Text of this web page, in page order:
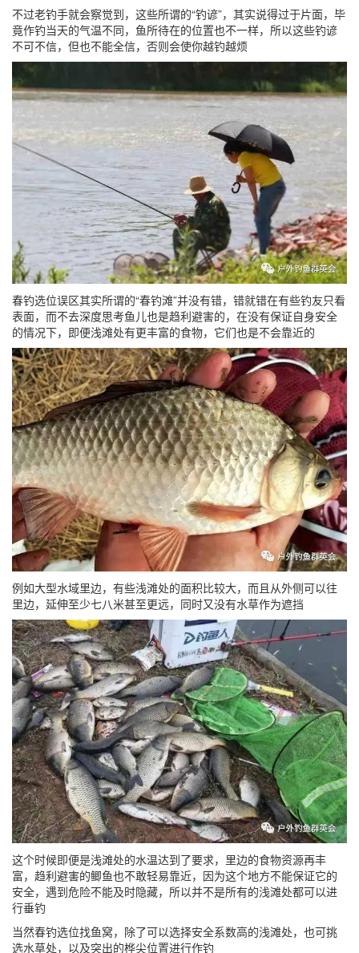
不过老钓手就会察觉到，这些所谓的“钓谚”，其实说得过于片面，毕
竟作钓当天的气温不同，鱼所待在的位置也不一样，所以这些钓谚
不可不信，但也不能全信，否则会使你越钓越烦
春钓选位误区其实所谓的“春钓滩”并没有错，错就错在有些钓友只看
表面，而不去深度思考鱼儿也是趋利避害的，在没有保证自身安全
的情况下，即便浅滩处有更丰富的食物，它们也是不会靠近的
例如大型水域里边，有些浅滩处的面积比较大，而且从外侧可以往
里边，延伸至少七八米甚至更远，同时又没有水草作为遮挡
这个时候即便是浅滩处的水温达到了要求，里边的食物资源再丰
富，趋利避害的鲫鱼也不敢轻易靠近，因为这个地方不能保证它的
安全，遇到危险不能及时隐藏，所以并不是所有的浅滩处都可以进
行垂钓
当然春钓选位找鱼窝，除了可以选择安全系数高的浅滩处，也可挑
选水草处，以及突出的桦尖位置进行作钓